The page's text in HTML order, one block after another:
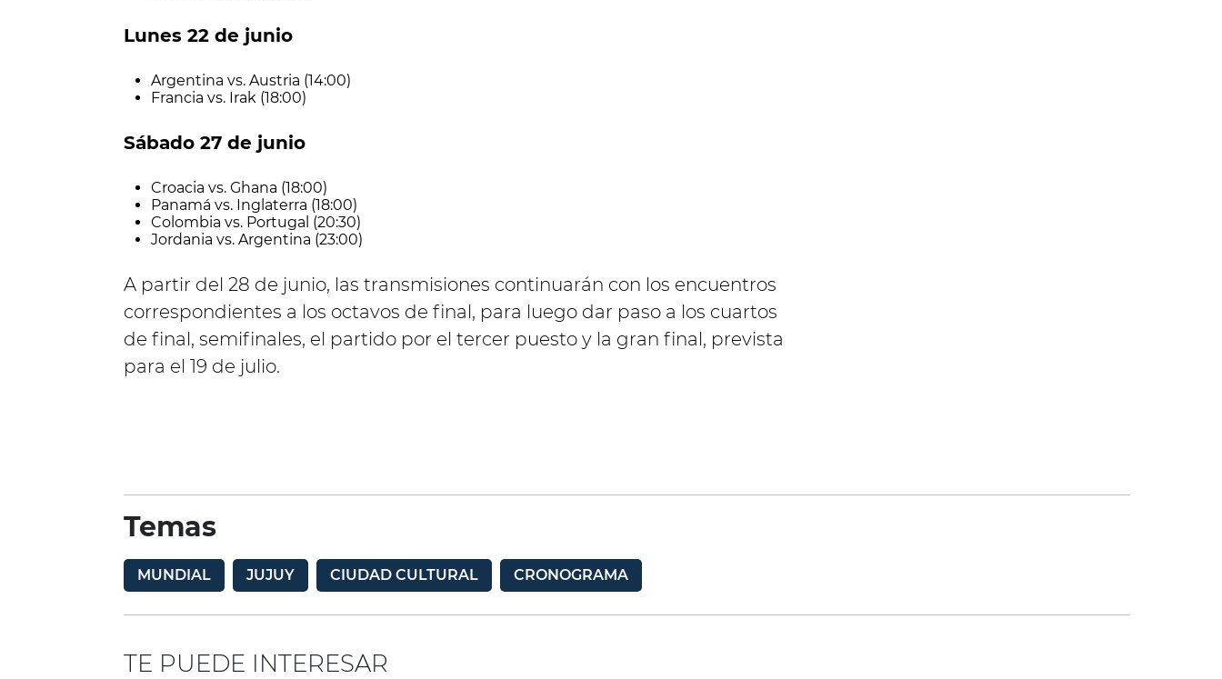
Lunes 22 de junio
Argentina vs. Austria (14:00)
Francia vs. Irak (18:00)
Sábado 27 de junio
Croacia vs. Ghana (18:00)
Panamá vs. Inglaterra (18:00)
Colombia vs. Portugal (20:30)
Jordania vs. Argentina (23:00)
A partir del 28 de junio, las transmisiones continuarán con los encuentros
correspondientes a los octavos de final, para luego dar paso a los cuartos
de final, semifinales, el partido por el tercer puesto y la gran final, prevista
para el 19 de julio.
Temas
MUNDIAL JUJUY CIUDAD CULTURAL CRONOGRAMA
TE PUEDE INTERESAR